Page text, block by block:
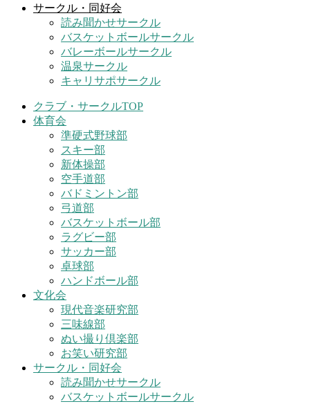
サークル・同好会
読み聞かせサークル
バスケットボールサークル
バレーボールサークル
温泉サークル
キャリサポサークル
クラブ・サークルTOP
体育会
準硬式野球部
スキー部
新体操部
空手道部
バドミントン部
弓道部
バスケットボール部
ラグビー部
サッカー部
卓球部
ハンドボール部
文化会
現代音楽研究部
三味線部
ぬい撮り倶楽部
お笑い研究部
サークル・同好会
読み聞かせサークル
バスケットボールサークル